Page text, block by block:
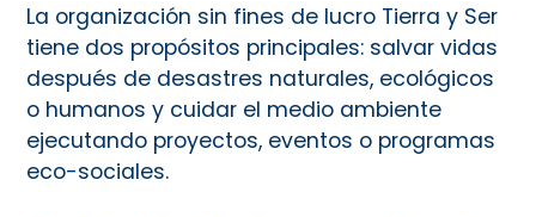
La organización sin fines de lucro Tierra y Ser
tiene dos propósitos principales: salvar vidas
después de desastres naturales, ecológicos
o humanos y cuidar el medio ambiente
ejecutando proyectos, eventos o programas
eco-sociales.